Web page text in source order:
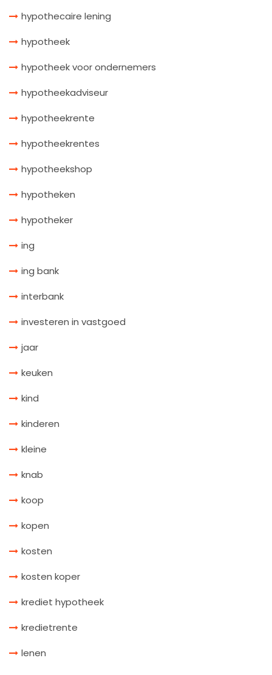
hypothecaire lening
hypotheek
hypotheek voor ondernemers
hypotheekadviseur
hypotheekrente
hypotheekrentes
hypotheekshop
hypotheken
hypotheker
ing
ing bank
interbank
investeren in vastgoed
jaar
keuken
kind
kinderen
kleine
knab
koop
kopen
kosten
kosten koper
krediet hypotheek
kredietrente
lenen